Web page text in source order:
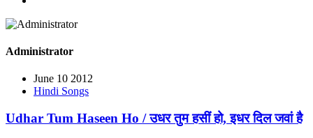
Administrator
June 10 2012
Hindi Songs
Udhar Tum Haseen Ho / उधर तुम हसीं हो, इधर दिल जवां है